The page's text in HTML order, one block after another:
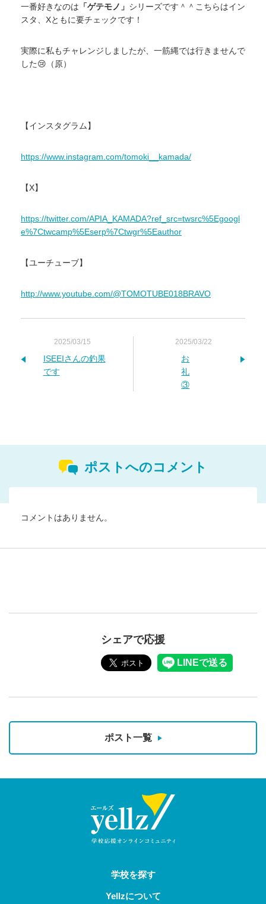
一番好きなのは 「ゲテモノ」 シリーズです＾＾こちらはイン
スタ、Xともに要チェックです！
実際に私もチャレンジしましたが、一筋縄では行きませんで
した😢（原）
【インスタグラム】
https://www.instagram.com/tomoki__kamada/
【X】
https://twitter.com/APIA_KAMADA?ref_src=twsrc%5Egoogl
e%7Ctwcamp%5Eserp%7Ctwgr%5Eauthor
【ユーチューブ】
http://www.youtube.com/@TOMOTUBE018BRAVO
2025/03/15
ISEEIさんの釣果
です
2025/03/22
お
礼
③
ポストへのコメント
コメントはありません。
シェアで応援
ポスト一覧
学校を探す
Yellzについて